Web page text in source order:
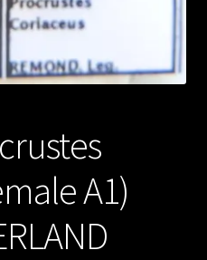
A1)